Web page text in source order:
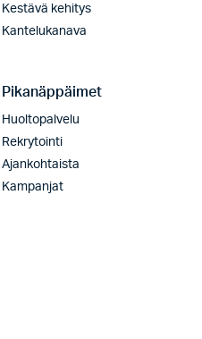
Kestävä kehitys
Kantelukanava
Pikanäppäimet
Huoltopalvelu
Rekrytointi
Ajankohtaista
Kampanjat